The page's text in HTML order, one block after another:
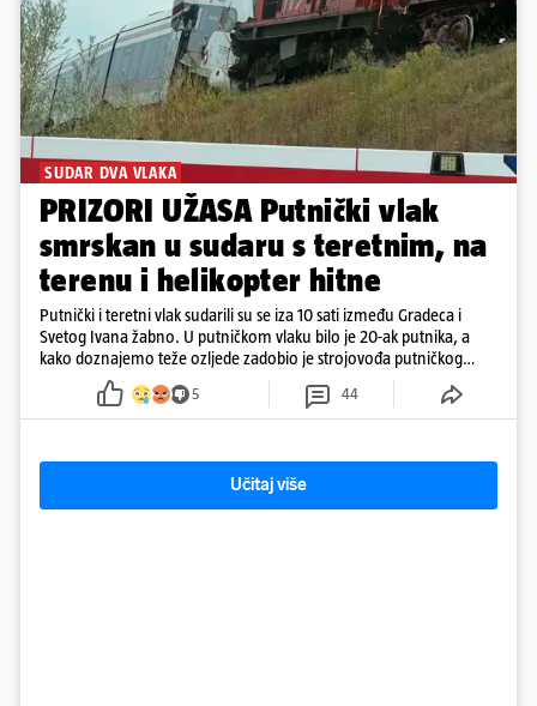
SUDAR DVA VLAKA
PRIZORI UŽASA Putnički vlak
smrskan u sudaru s teretnim, na
terenu i helikopter hitne
Putnički i teretni vlak sudarili su se iza 10 sati između Gradeca i
Svetog Ivana žabno. U putničkom vlaku bilo je 20-ak putnika, a
kako doznajemo teže ozljede zadobio je strojovođa putničkog
vlaka. Zatvoren je promet, a fotoreporteri Prigorskog objavili su
prve snimke s mjesta sudara
5 44
Učitaj više